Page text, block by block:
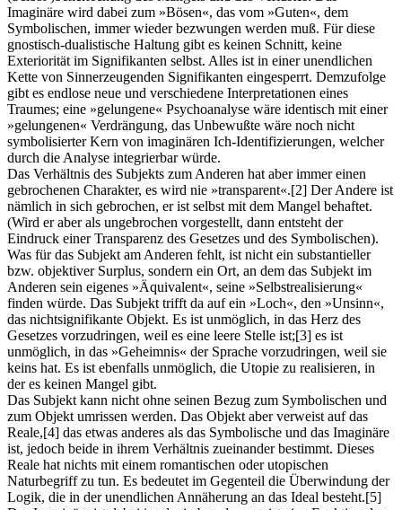
Imaginäre wird dabei zum »Bösen«, das vom »Guten«, dem
Symbolischen, immer wieder bezwungen werden muß. Für diese
gnostisch-dualistische Haltung gibt es keinen Schnitt, keine
Exteriorität im Signifikanten selbst. Alles ist in einer unendlichen
Kette von Sinnerzeugenden Signifikanten eingesperrt. Demzufolge
gibt es endlose neue und verschiedene Interpretationen eines
Traumes; eine »gelungene« Psychoanalyse wäre identisch mit einer
»gelungenen« Verdrängung, das Unbewußte wäre noch nicht
symbolisierter Kern von imaginären Ich-Identifizierungen, welcher
durch die Analyse integrierbar würde.
Das Verhältnis des Subjekts zum Anderen hat aber immer einen
gebrochenen Charakter, es wird nie »transparent«.[2] Der Andere ist
nämlich in sich gebrochen, er ist selbst mit dem Mangel behaftet.
(Wird er aber als ungebrochen vorgestellt, dann entsteht der
Eindruck einer Transparenz des Gesetzes und des Symbolischen).
Was für das Subjekt am Anderen fehlt, ist nicht ein substantieller
bzw. objektiver Surplus, sondern ein Ort, an dem das Subjekt im
Anderen sein eigenes »Äquivalent«, seine »Selbstrealisierung«
finden würde. Das Subjekt trifft da auf ein »Loch«, den »Unsinn«,
das nichtsignifikante Objekt. Es ist unmöglich, in das Herz des
Gesetzes vorzudringen, weil es eine leere Stelle ist;[3] es ist
unmöglich, in das »Geheimnis« der Sprache vorzudringen, weil sie
keins hat. Es ist ebenfalls unmöglich, die Utopie zu realisieren, in
der es keinen Mangel gibt.
Das Subjekt kann nicht ohne seinen Bezug zum Symbolischen und
zum Objekt umrissen werden. Das Objekt aber verweist auf das
Reale,[4] das etwas anderes als das Symbolische und das Imaginäre
ist, jedoch beide in ihrem Verhältnis zueinander bestimmt. Dieses
Reale hat nichts mit einem romantischen oder utopischen
Naturbegriff zu tun. Es bedeutet im Gegenteil die Überwindung der
Logik, die in der unendlichen Annäherung an das Ideal besteht.[5]